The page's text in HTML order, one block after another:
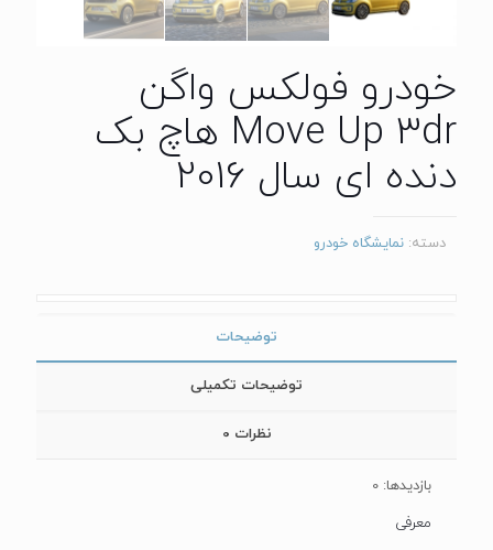
خودرو فولکس واگن
Move Up 3dr هاچ بک
دنده ای سال 2016
دسته: نمایشگاه خودرو
توضیحات
توضیحات تکمیلی
نظرات 0
بازدیدها: 0
معرفی